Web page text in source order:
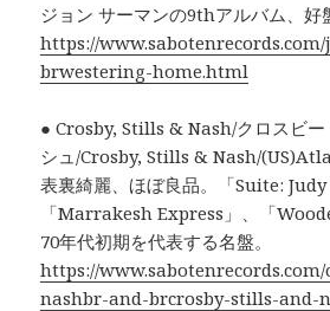
ジョン サーマンの9thアルバム、好
https://
brwestering-home.html
● Crosby, Stills & Nash/クロスビー
シュ/Crosby, Stills & Nash/
表裏綺麗、ほぼ良品。「Suite: Judy
「Marrakesh Express」、「
70年代初期を代表する名盤。
https://
nashbr-and-brcrosby-stills-and-